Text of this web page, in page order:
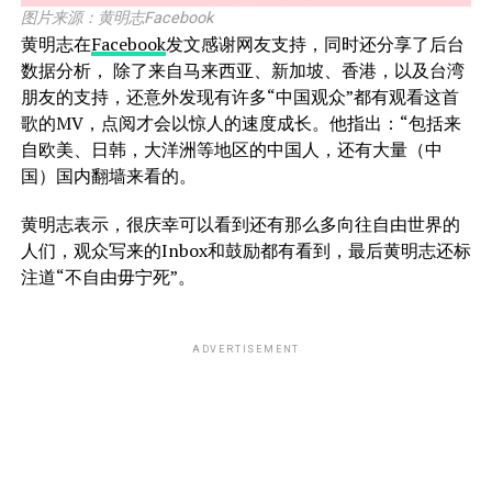
图片来源：黄明志Facebook
黄明志在Facebook发文感谢网友支持，同时还分享了后台
数据分析， 除了来自马来西亚、新加坡、香港，以及台湾
朋友的支持，还意外发现有许多“中国观众”都有观看这首
歌的MV，点阅才会以惊人的速度成长。他指出：“包括来
自欧美、日韩，大洋洲等地区的中国人，还有大量（中
国）国内翻墙来看的。
黄明志表示，很庆幸可以看到还有那么多向往自由世界的
人们，观众写来的Inbox和鼓励都有看到，最后黄明志还标
注道“不自由毋宁死”。
ADVERTISEMENT